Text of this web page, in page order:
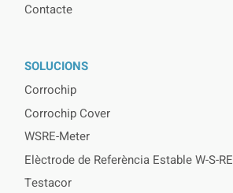
Contacte
SOLUCIONS
Corrochip
Corrochip Cover
WSRE-Meter
Elèctrode de Referència Estable W-S-RE
Testacor